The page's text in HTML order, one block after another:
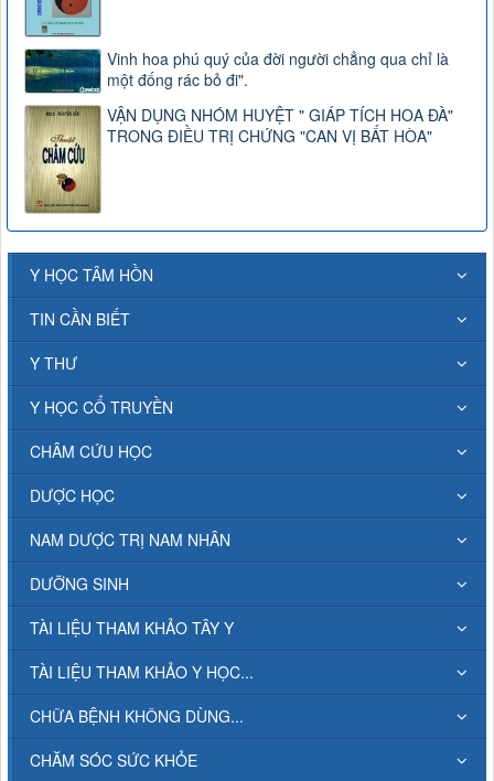
Vinh hoa phú quý của đời người chẳng qua chỉ là
một đống rác bỏ đi".
VẬN DỤNG NHÓM HUYỆT " GIÁP TÍCH HOA ĐÀ"
TRONG ĐIỀU TRỊ CHỨNG "CAN VỊ BẤT HÒA"
Y HỌC TÂM HỒN
TIN CẦN BIẾT
Y THƯ
Y HỌC CỔ TRUYỀN
CHÂM CỨU HỌC
DƯỢC HỌC
NAM DƯỢC TRỊ NAM NHÂN
DƯỠNG SINH
TÀI LIỆU THAM KHẢO TÂY Y
TÀI LIỆU THAM KHẢO Y HỌC...
CHỮA BỆNH KHÔNG DÙNG...
CHĂM SÓC SỨC KHỎE